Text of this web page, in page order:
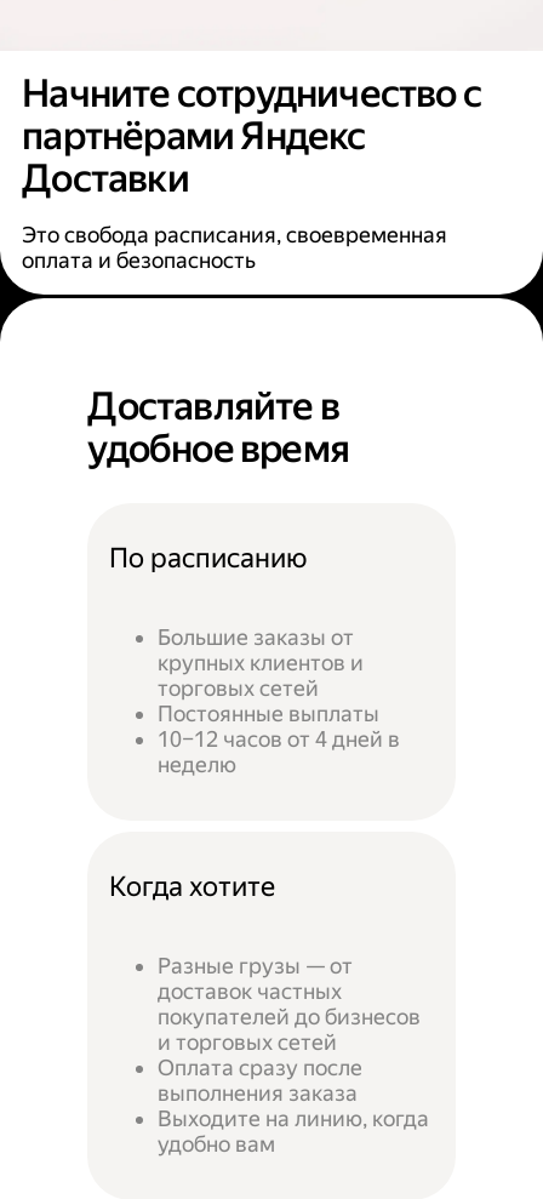
Начните сотрудничество с
партнёрами Яндекс
Доставки
Это свобода расписания, своевременная
оплата и безопасность
Доставляйте в
удобное время
По расписанию
Большие заказы от
крупных клиентов и
торговых сетей
Постоянные выплаты
10–12 часов от 4 дней в
неделю
Когда хотите
Разные грузы — от
доставок частных
покупателей до бизнесов
и торговых сетей
Оплата сразу после
выполнения заказа
Выходите на линию, когда
удобно вам